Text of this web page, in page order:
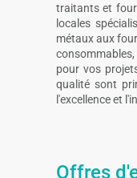
traitants et
locales
métaux aux
pour vos
qualité sont
l'excellence et
Offres